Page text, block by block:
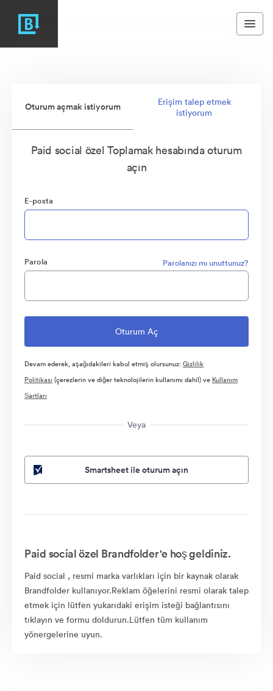
Oturum açmak istiyorum
Erişim talep etmek
istiyorum
Paid social özel Toplamak hesabında oturum
açın
E-posta
Parola Parolanızı mı unuttunuz?
Devam ederek, aşağıdakileri kabul etmiş olursunuz:Gizlilik
Politikası (çerezlerin ve diğer teknolojilerin kullanımı dahil) ve Kullanım
Şartları
Veya
Smartsheet ile oturum açın
Paid social özel Brandfolder'e hoş geldiniz.
Paid social , resmi marka varlıkları için bir kaynak olarak
Brandfolder kullanıyor.Reklam öğelerini resmi olarak talep
etmek için lütfen yukarıdaki erişim isteği bağlantısını
tıklayın ve formu doldurun.Lütfen tüm kullanım
yönergelerine uyun.